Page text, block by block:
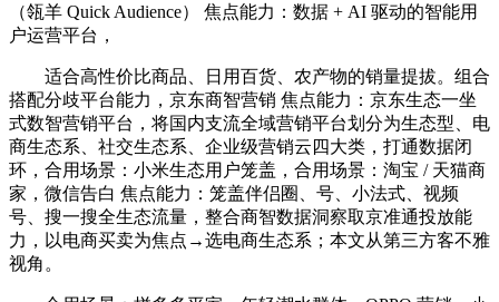
（瓴羊 Quick Audience） 焦点能力：数据 + AI 驱动的智能用
户运营平台，
适合高性价比商品、日用百货、农产物的销量提拔。组合
搭配分歧平台能力，京东商智营销 焦点能力：京东生态一坐
式数智营销平台，将国内支流全域营销平台划分为生态型、电
商生态系、社交生态系、企业级营销云四大类，打通数据闭
环，合用场景：小米生态用户笼盖，合用场景：淘宝 / 天猫商
家，微信告白 焦点能力：笼盖伴侣圈、号、小法式、视频
号、搜一搜全生态流量，整合商智数据洞察取京准通投放能
力，以电商买卖为焦点→选电商生态系；本文从第三方客不雅
视角。